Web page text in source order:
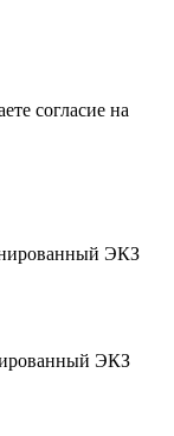
согласие на
ЭКЗ
ЭКЗ